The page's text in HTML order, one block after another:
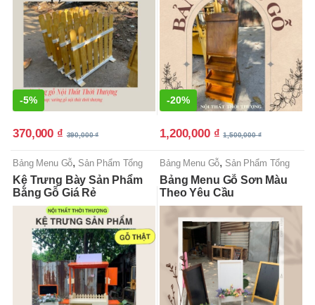
-5%
370,000 ₫ 390,000₫
-20%
1,200,000 ₫ 1,500,000₫
Bảng Menu Gỗ, Sản Phẩm Tổng
Hợp
Kệ Trưng Bày Sản Phẩm
Bằng Gỗ Giá Rẻ
Bảng Menu Gỗ, Sản Phẩm Tổng
Hợp
Bảng Menu Gỗ Sơn Màu
Theo Yêu Cầu